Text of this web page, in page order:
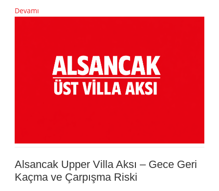
Devamı
Alsancak Upper Villa Aksı – Gece Geri
Kaçma ve Çarpışma Riski